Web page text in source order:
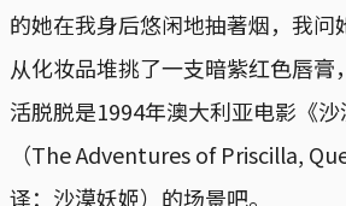
的她在我身后悠闲地抽著烟，我问
从化妆品堆挑了一支暗紫红色唇膏
活脱脱是1994年澳大利亚电影《沙
（The Adventures of Priscilla,
译：沙漠妖姬）的场景吧。